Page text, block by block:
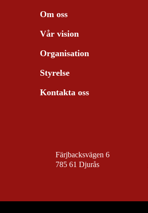
Om oss
Vår vision
Organisation
Styrelse
Kontakta oss
Färjbacksvägen 6
785 61 Djurås